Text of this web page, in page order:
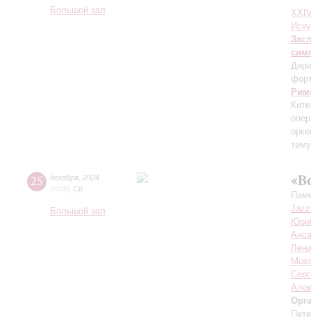
Большой зал
тему
25 декабря 2024
20:00 Ср
Большой зал